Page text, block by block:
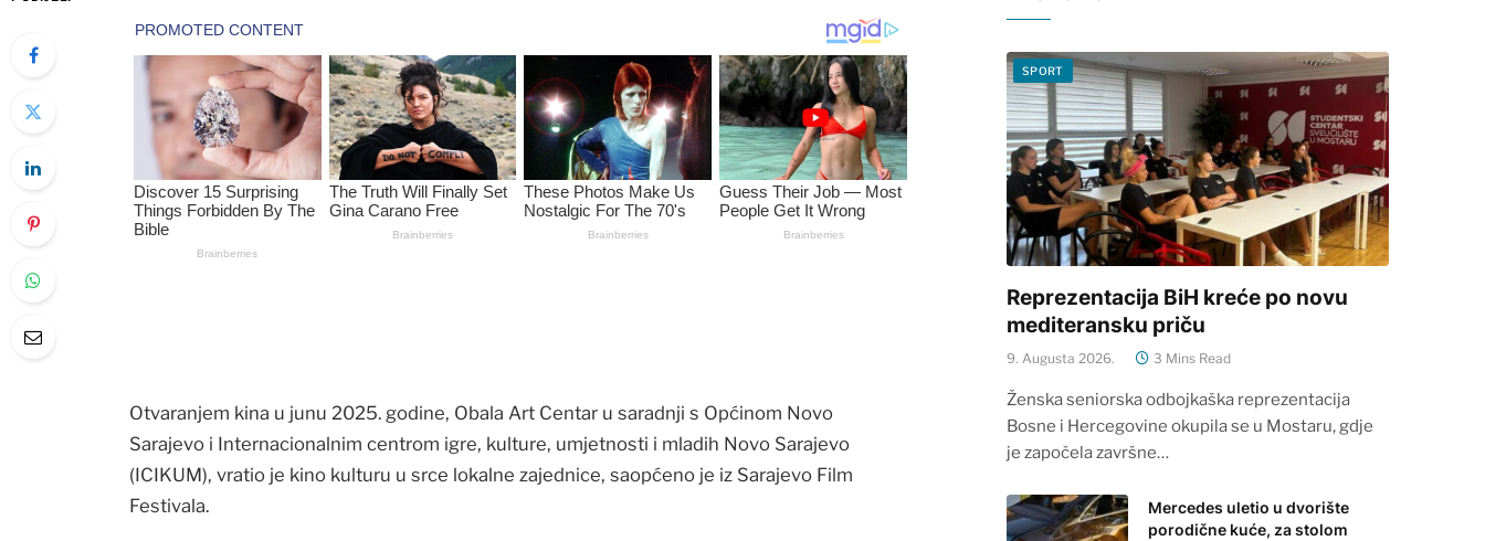
Otvaranjem kina u junu 2025. godine, Obala Art Centar u saradnji s Općinom Novo
Sarajevo i Internacionalnim centrom igre, kulture, umjetnosti i mladih Novo Sarajevo
(ICIKUM), vratio je kino kulturu u srce lokalne zajednice, saopćeno je iz Sarajevo Film
Festivala.
SPORT
Reprezentacija BiH kreće po novu
mediteransku priču
9. Augusta 2026. 3 Mins Read
Ženska seniorska odbojkaška reprezentacija
Bosne i Hercegovine okupila se u Mostaru, gdje
je započela završne…
Mercedes uletio u dvorište
porodične kuće, za stolom